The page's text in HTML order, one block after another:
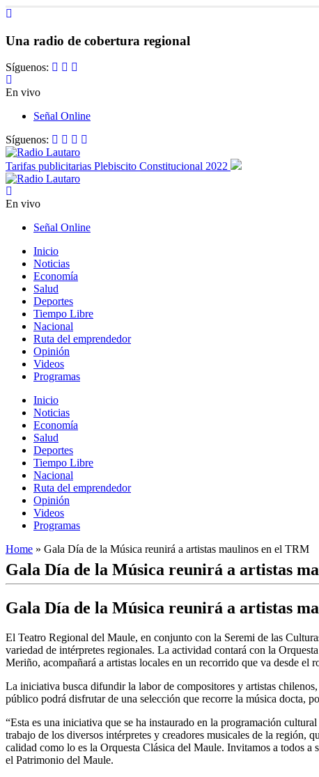
Una radio de cobertura regional
Síguenos:
En vivo
Señal Online
Síguenos:
Tarifas publicitarias Plebiscito Constitucional 2022
En vivo
Señal Online
Inicio
Noticias
Economía
Salud
Deportes
Tiempo Libre
Nacional
Ruta del emprendedor
Opinión
Videos
Programas
Inicio
Noticias
Economía
Salud
Deportes
Tiempo Libre
Nacional
Ruta del emprendedor
Opinión
Videos
Programas
Home » Gala Día de la Música reunirá a artistas maulinos en el TRM
Gala Día de la Música reunirá a artistas
Gala Día de la Música reunirá a artistas
El Teatro Regional del Maule, en conjunto con la Seremi de las
variedad de intérpretes regionales. La actividad contará con la
Meriño, acompañará a artistas locales en un recorrido que va desde el
La iniciativa busca difundir la labor de compositores y artistas
público podrá disfrutar de una selección que recorre la música docta,
“Esta es una iniciativa que se ha instaurado en la programación
trabajo de los diversos intérpretes y creadores musicales de la región,
calidad como lo es la Orquesta Clásica del Maule. Invitamos a todos a
el Patrimonio del Maule.